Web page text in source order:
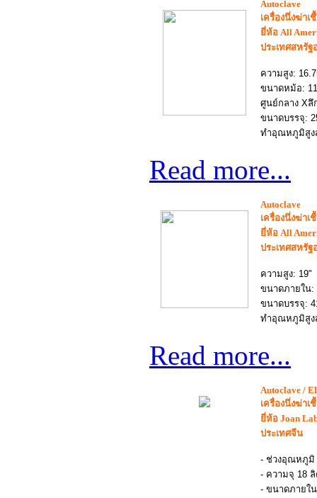
Autoclave
เครื่องนึ่งฆ่าเ
ยี่ห้อ All
ประเทศสหรัฐ
ความสูง:
ขนาดหม้อ:
ศูนย์กลาง Xลึ
ขนาดบรรจุ:
ทำอุณหภูมิสูง
Read more...
Autoclave
เครื่องนึ่งฆ่าเ
ยี่ห้อ All
ประเทศสหรัฐ
ความสูง: 19"
ขนาดภายใน:
ขนาดบรรจุ:
ทำอุณหภูมิสูง
Read more...
Autoclave /
เครื่องนึ่งฆ่าเ
ยี่ห้อ Joan
ประเทศจีน
- ช่วงอุณหภูมิ
- ความจุ 18
- ขนาดภายใ